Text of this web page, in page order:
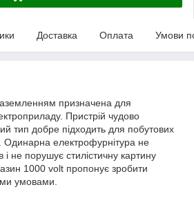
Доставка Оплата Умови
призначена для
Пристрій чудово
тип добре підходить для побутових
Одинарна електрофурнітура не
і не порушує стилістичну картину
1000 volt пропонує зробити
умовами.